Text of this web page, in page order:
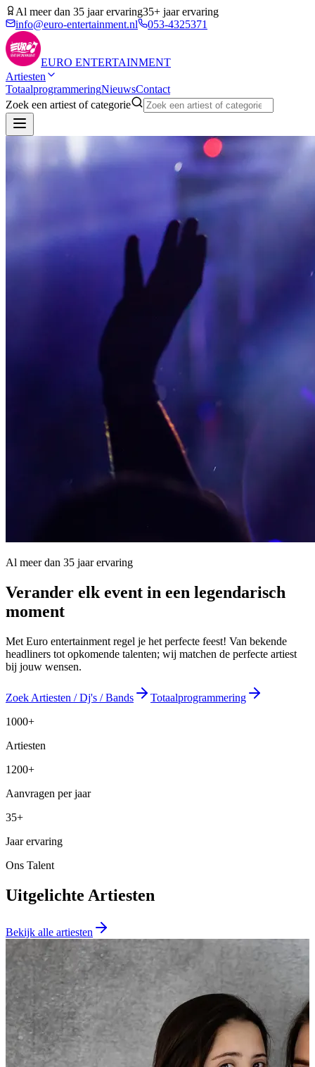
Al meer dan 35 jaar ervaring35+ jaar ervaring
info@euro-entertainment.nl
053-4325371
EURO ENTERTAINMENT
Artiesten
TotaalprogrammeringNieuwsContact
Zoek een artiest of categorie
Al meer dan 35 jaar ervaring
Verander elk event in een legendarisch
moment
Met Euro entertainment regel je het perfecte feest! Van bekende
headliners tot opkomende talenten; wij matchen de perfecte artiest
bij jouw wensen.
Zoek Artiesten / Dj's / Bands
Totaalprogrammering
1000+
Artiesten
1200+
Aanvragen per jaar
35+
Jaar ervaring
Ons Talent
Uitgelichte Artiesten
Bekijk alle artiesten